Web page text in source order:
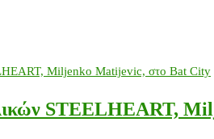
STEELHEART,